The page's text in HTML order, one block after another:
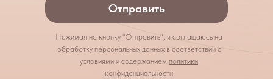
Отправить
Нажимая на кнопку "Отправить", я соглашаюсь на
обработку персональных данных в соответствии с
условиями и содержанием политики
конфиденциальности